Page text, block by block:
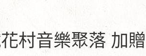
村音樂聚落 加